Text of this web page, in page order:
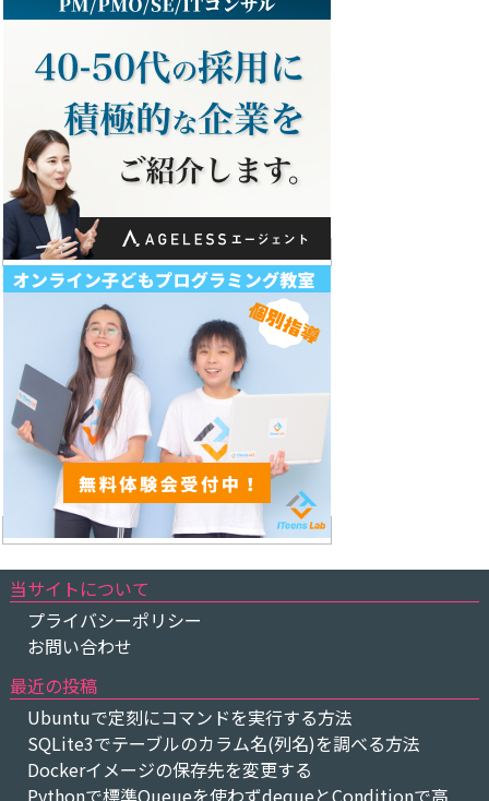
当サイトについて
プライバシーポリシー
お問い合わせ
最近の投稿
Ubuntuで定刻にコマンドを実行する方法
SQLite3でテーブルのカラム名(列名)を調べる方法
Dockerイメージの保存先を変更する
Pythonで標準Queueを使わずdequeとConditionで高